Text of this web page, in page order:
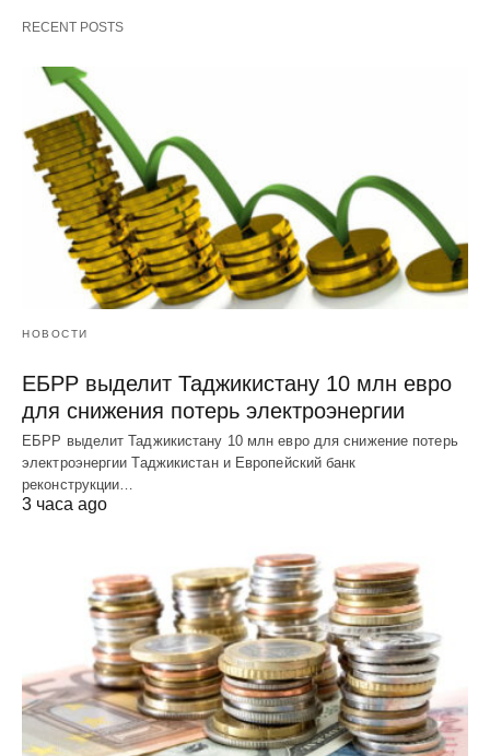
RECENT POSTS
НОВОСТИ
ЕБРР выделит Таджикистану 10 млн евро
для снижения потерь электроэнергии
ЕБРР выделит Таджикистану 10 млн евро для снижение потерь
электроэнергии Таджикистан и Европейский банк
реконструкции…
3 часа ago